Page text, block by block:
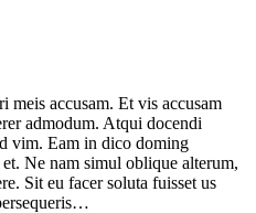
meis accusam. Et vis accusam
admodum. Atqui docendi
vim. Eam in dico doming
Ne nam simul oblique alterum,
Sit eu facer soluta fuisset us